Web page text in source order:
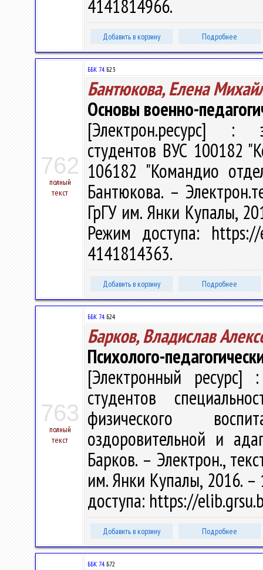
4141814966.
Добавить в корзину Подробнее
762
полный
текст
ББК 74.Б23
Бантюкова, Елена
Основы военно-
[Электрон.ресурс] :
студентов ВУС 100182
106182 "Командио
Бантюкова. –
ГрГУ им. Янки Купалы,
Режим доступа:
4141814363.
Добавить в корзину Подробнее
763
полный
текст
ББК 74.Б24
Барков, Владислав
Психолого-
[Электронный ресурс]
студентов
физического
оздоровительной и
Барков. – Электрон.,
им. Янки Купалы, 2016. –
доступа: https://
Добавить в корзину Подробнее
ББК 74.Б72